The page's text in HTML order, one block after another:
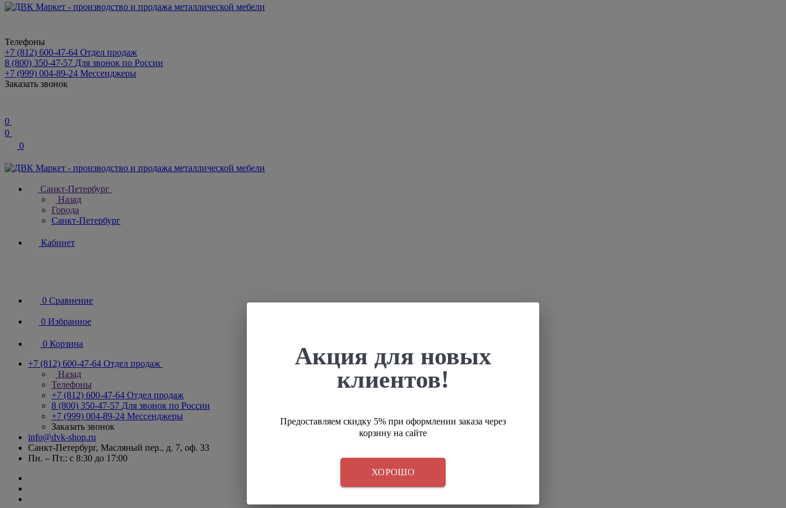
Телефоны
+7 (812) 600-47-64 Отдел продаж
8 (800) 350-47-57 Для звонок по России
+7 (999) 004-89-24 Мессенджеры
Заказать звонок
0
0
0
Санкт-Петербург
Назад
Города
Санкт-Петербург
Кабинет
0 Сравнение
0 Избранное
0 Корзина
+7 (812) 600-47-64 Отдел продаж
Назад
Телефоны
+7 (812) 600-47-64 Отдел продаж
8 (800) 350-47-57 Для звонок по России
+7 (999) 004-89-24 Мессенджеры
Заказать звонок
info@dvk-shop.ru
Санкт-Петербург, Масляный пер., д. 7, оф. 33
Пн. – Пт.: с 8:30 до 17:00
Акция для новых
клиентов!
Предоставляем скидку 5% при оформлении заказа через
корзину на сайте
ХОРОШО